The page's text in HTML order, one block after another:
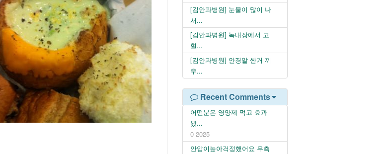
[김안과병원] 눈물이 많이 나
서...
[김안과병원] 녹내장에서 고
혈...
[김안과병원] 안경알 싼거 끼
우...
Recent Comments
어떤분은 영양제 먹고 효과
봤...
0 2025
안압이높아걱정했어요 우측